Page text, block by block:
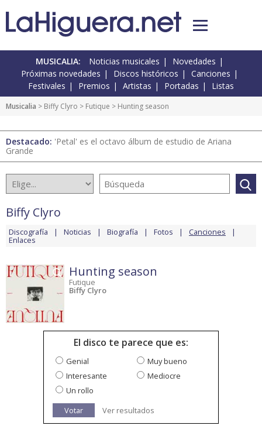
MUSICALIA: Noticias musicales
Novedades
Próximas novedades
Discos históricos
Canciones
Festivales
Premios Artistas Portadas Listas
Musicalia > Biffy Clyro > Futique > Hunting season
Destacado: 'Petal' es el octavo álbum de estudio de Ariana
Grande
Biffy Clyro
Discografía Noticias Biografía Fotos Canciones
Enlaces
Hunting season
Futique
Biffy Clyro
El disco te parece que es:
Genial
Muy bueno
Interesante
Mediocre
Un rollo
Votar
Ver resultados